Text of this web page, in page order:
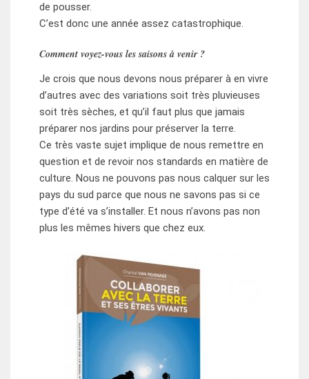
de pousser.
C’est donc une année assez catastrophique.
Comment voyez-vous les saisons à venir ?
Je crois que nous devons nous préparer à en vivre
d’autres avec des variations soit très pluvieuses
soit très sèches, et qu’il faut plus que jamais
préparer nos jardins pour préserver la terre.
Ce très vaste sujet implique de nous remettre en
question et de revoir nos standards en matière de
culture. Nous ne pouvons pas nous calquer sur les
pays du sud parce que nous ne savons pas si ce
type d’été va s’installer. Et nous n’avons pas non
plus les mêmes hivers que chez eux.